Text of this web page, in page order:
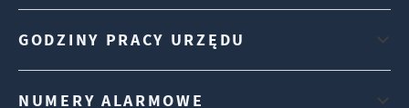
GODZINY PRACY URZĘDU
NUMERY ALARMOWE